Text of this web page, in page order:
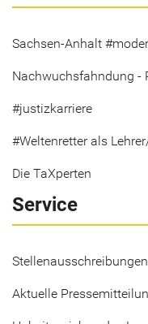
Sachsen-Anhalt
Nachwuchsfahndung -
#justizkarriere
#Weltenretter als
Die TaXperten
Service
Aktuelle